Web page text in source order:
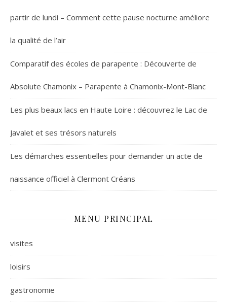
partir de lundi – Comment cette pause nocturne améliore
la qualité de l’air
Comparatif des écoles de parapente : Découverte de
Absolute Chamonix – Parapente à Chamonix-Mont-Blanc
Les plus beaux lacs en Haute Loire : découvrez le Lac de
Javalet et ses trésors naturels
Les démarches essentielles pour demander un acte de
naissance officiel à Clermont Créans
MENU PRINCIPAL
visites
loisirs
gastronomie